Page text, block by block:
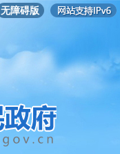
无障碍版